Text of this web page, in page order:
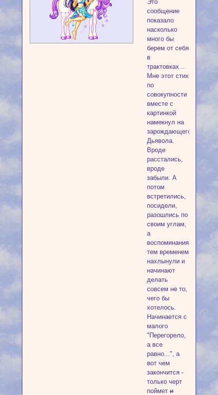
Это
сообщение
показало
насколько
много бы
берем от себя
в
трактовках...
Мне этот стих
по
совокупности
вместе с
картинкой
намекнул на
зарождающегося
Дьявола.
Вроде
расстались,
вроде
забыли. А
потом
встретились,
посидели,
разошлись по
своим углам,
а
воспоминания
тем временем
нахлынули и
начинают
делать
совсем не то,
чего бы
хотелось.
Начинается с
малого
"Перегорело,
а все
равно...", а
вот чем
закончится -
только черт
поймети